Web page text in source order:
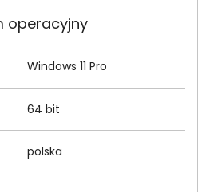
operacyjny
Windows 11 Pro
64 bit
polska